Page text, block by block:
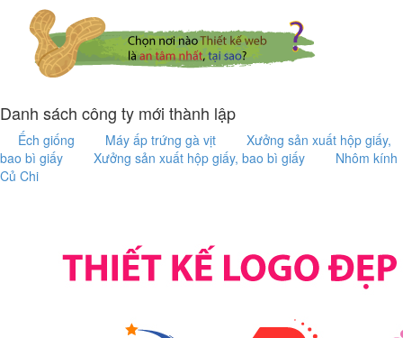
Danh sách công ty mới thành lập
Ếch giống Máy ấp trứng gà vịt
Xưởng sản xuất hộp giấy,
bao bì giấy
Xưởng sản xuất hộp giấy, bao bì giấy
Nhôm kính
Củ Chi